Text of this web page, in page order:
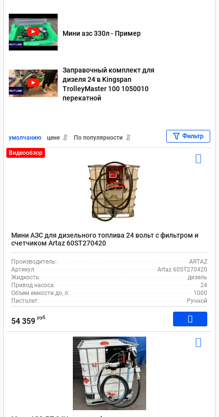
Мини азс 330л - Пример
Заправочный комплект для
дизеля 24 в Kingspan
TrolleyMaster 100 1050010
перекатной
умолчанию цене По популярности Фильтр
Видеообзор
Мини АЗС для дизельного топлива 24 вольт с фильтром и
счетчиком Artaz 60ST270420
Производитель:
ARTAZ
Артикул:
Artaz 60ST270420
Жидкость:
дизель
Привод насоса:
24
Объем емкости до, л:
1000
Пистолет:
Ручной
54 359 руб